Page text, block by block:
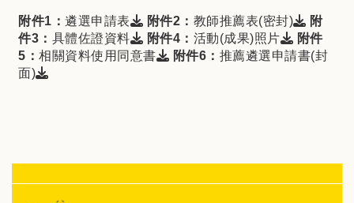
附件1：遴選申請表 下載檔案：
附件2： 教師推薦表(密封) 下載檔
附
件3： 具體佐證資料 下載檔案：
附件4： 活動(成果)照片 下載檔案
附件
5：相關資料使用同意書 下載檔案：
附件6： 推薦遴選申請書(封
面)
下載檔案：